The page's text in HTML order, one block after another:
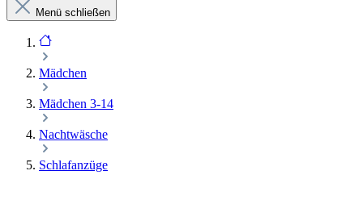
Menü schließen
Mädchen
Mädchen 3-14
Nachtwäsche
Schlafanzüge